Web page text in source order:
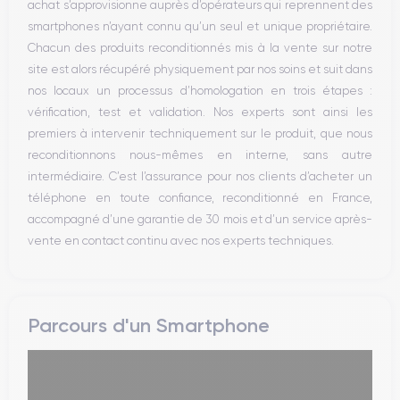
WiFi
Réseau
Vibreur
Prise USB
achat s’approvisionne auprès d’opérateurs qui reprennent des
smartphones n’ayant connu qu’un seul et unique propriétaire.
Chacun des produits reconditionnés mis à la vente sur notre
site est alors récupéré physiquement par nos soins et suit dans
nos locaux un processus d’homologation en trois étapes :
vérification, test et validation. Nos experts sont ainsi les
premiers à intervenir techniquement sur le produit, que nous
reconditionnons nous-mêmes en interne, sans autre
intermédiaire. C’est l’assurance pour nos clients d’acheter un
téléphone en toute confiance, reconditionné en France,
accompagné d’une garantie de 30 mois et d’un service après-
vente en contact continu avec nos experts techniques.
Parcours d'un Smartphone